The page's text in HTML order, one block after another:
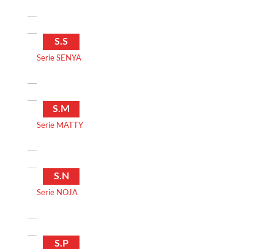
S.S
Serie SENYA
S.M
Serie MATTY
S.N
Serie NOJA
S.P